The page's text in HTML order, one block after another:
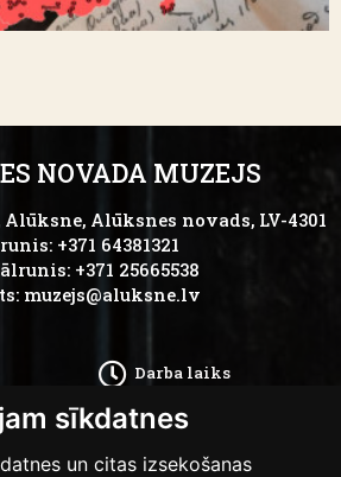
sīkdatnes
un citas izsekošanas
NOVADA MUZEJS
Alūksnes novads, LV-4301
+371 64381321
+371 25665538
muzejs@aluksne.lv
Darba laiks
Privātums